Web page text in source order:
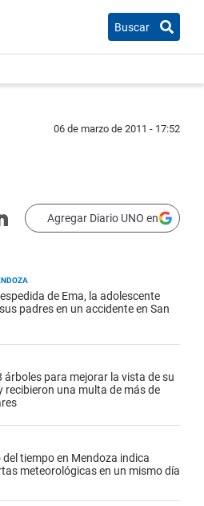
Buscar
06 de marzo de 2011 - 17:52
Agregar Diario UNO en
de Ema, la adolescente
padres en un accidente en San
árboles para mejorar la vista de su
recibieron una multa de más de
tiempo en Mendoza indica
meteorológicas en un mismo día